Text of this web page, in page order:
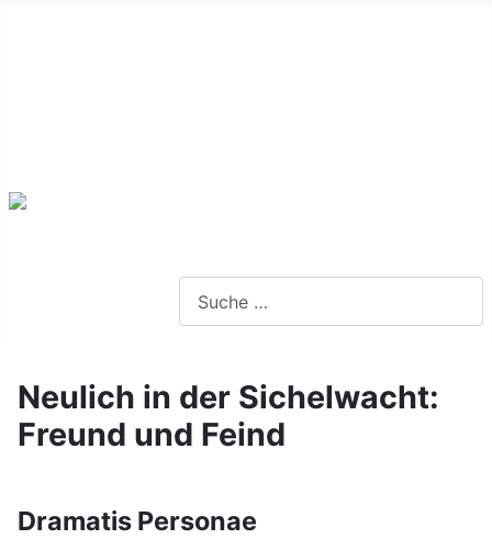
Neulich in der Sichelwacht:
Freund und Feind
Dramatis Personae